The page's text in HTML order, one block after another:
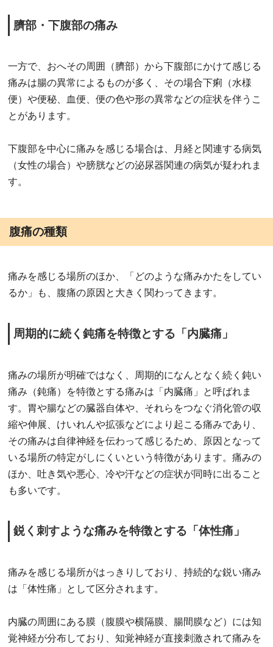
臍部・下腹部の痛み
一方で、おへその周囲（臍部）から下腹部にかけて感じる
痛みは腸の異常によるものが多く、その場合下痢（水様
便）や便秘、血便、便の色や形の異常などの症状を伴うこ
とがあります。
下腹部を中心に痛みを感じる場合は、月経と関連する病気
（女性の場合）や膀胱などの泌尿器関連の病気が疑われま
す。
腹痛の種類
痛みを感じる場所のほか、「どのような痛みかたをしてい
るか」も、腹痛の原因と大きく関わってきます。
周期的に続く鈍痛を特徴とする「内臓痛」
痛みの場所が明確ではなく、周期的になんとなく続く鈍い
痛み（鈍痛）を特徴とする痛みは「内臓痛」と呼ばれま
す。胃や腸などの臓器自体や、それらをつなぐ消化管の収
縮や伸展、けいれんや拡張などにより起こる痛みであり、
その痛みは自律神経を伝わって感じるため、原因となって
いる場所の特定がしにくいという特徴があります。痛みの
ほか、吐き気や悪心、冷や汗などの症状が同時に出ること
も多いです。
鋭く刺すような痛みを特徴とする「体性痛」
痛みを感じる場所がはっきりしており、持続的な鋭い痛み
は「体性痛」として区分されます。
内臓の周囲にある膜（腹膜や横隔膜、腸間膜など）には知
覚神経が分布しており、知覚神経が直接刺激されて痛みを